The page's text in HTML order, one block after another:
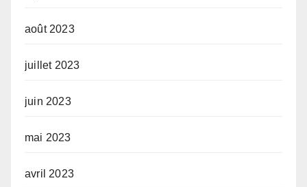
août 2023
juillet 2023
juin 2023
mai 2023
avril 2023